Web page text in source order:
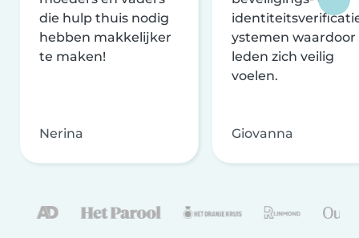
die hulp thuis nodig
hebben makkelijker
te maken!
Nerina
ystemen waardoor
leden zich veilig
voelen.
Giovanna